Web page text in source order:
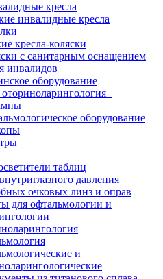
кресла
инвалидные кресла
кресла-коляски
с санитарным оснащением
инвалидов
оборудование
оборудование
таблиц
давления
очковых линз и оправ
для офтальмологии и
и